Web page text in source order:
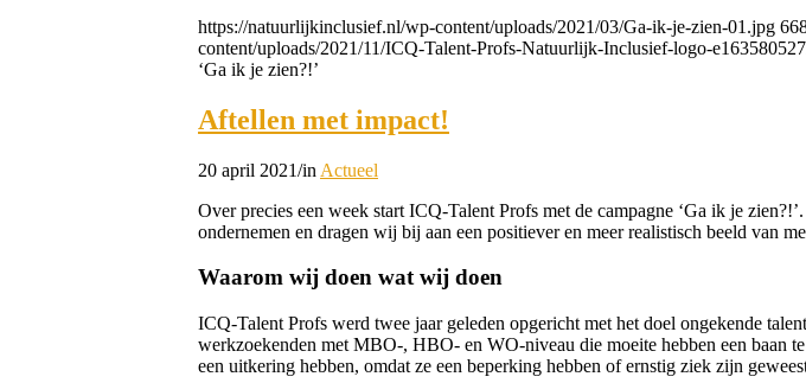
https://natuurlijkinclusief.nl/wp-content/uploads/2021/03/Ga-ik-je-zien-01.jpg
content/uploads/2021/11/ICQ-Talent-Profs-Natuurlijk-Inclusief-logo-
‘Ga ik je zien?!’
Aftellen met impact!
20 april 2021/in Actueel
Over precies een week start ICQ-Talent Profs met de campagne ‘Ga ik je
ondernemen en dragen wij bij aan een positiever en meer realistisch beeld van
Waarom wij doen wat wij doen
ICQ-Talent Profs werd twee jaar geleden opgericht met het doel ongekende
werkzoekenden met MBO-, HBO- en WO-niveau die moeite hebben een baan
een uitkering hebben, omdat ze een beperking hebben of ernstig ziek zijn